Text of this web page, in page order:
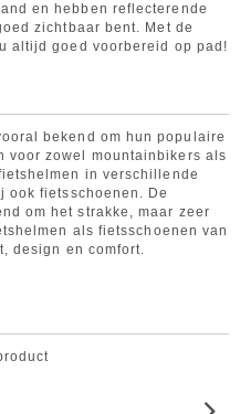
en hebben reflecterende
zichtbaar bent. Met de
altijd goed voorbereid op pad!
bekend om hun populaire
voor zowel mountainbikers als
in verschillende
ook fietsschoenen. De
om het strakke, maar zeer
als fietsschoenen van
design en comfort.